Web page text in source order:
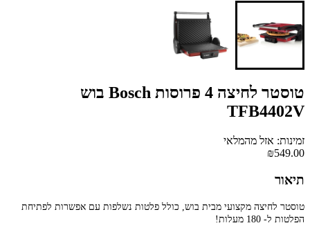
טוסטר לחיצה 4 פרוסות Bosch בוש
TFB4402V
זמינות: אזל מהמלאי
₪549.00
תיאור
טוסטר לחיצה מקצועי מבית בוש, כולל פלטות נשלפות עם אפשרות לפתיחת
הפלטות ל- 180 מעלות!